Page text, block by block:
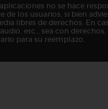
no se hace
de los usuarios, si bien
libres de derechos. En
etc… sea con
para su reemplazo.